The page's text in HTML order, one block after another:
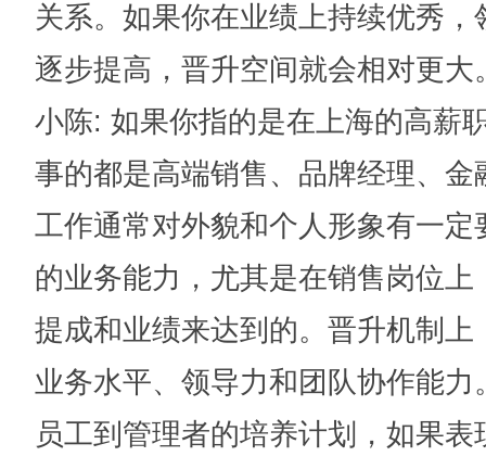
关系。如果你在业绩上持续优秀
逐步提高，晋升空间就会相对更大
小陈: 如果你指的是在上海的高薪
事的都是高端销售、品牌经理、
工作通常对外貌和个人形象有一
的业务能力，尤其是在销售岗位
提成和业绩来达到的。晋升机制
业务水平、领导力和团队协作能
员工到管理者的培养计划，如果